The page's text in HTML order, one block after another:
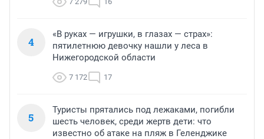
4
«В руках — игрушки, в глазах — страх»:
пятилетнюю девочку нашли у леса в
Нижегородской области
7 172 17
5
Туристы прятались под лежаками, погибли
шесть человек, среди жертв дети: что
известно об атаке на пляж в Геленджике